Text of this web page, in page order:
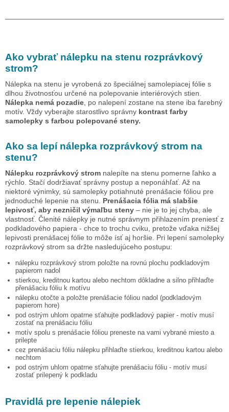
Ako vybrať nálepku na stenu rozprávkový
strom?
Nálepka na stenu je vyrobená zo špeciálnej samolepiacej fólie s
dlhou životnosťou určené na polepovanie interiérových stien.
Nálepka nemá pozadie , po nalepení zostane na stene iba farebný
motív. Vždy vyberajte starostlivo správny kontrast farby
samolepky s farbou polepované steny.
Ako sa lepí nálepka rozprávkový strom na
stenu?
Nálepku rozprávkový strom nalepíte na stenu pomerne ľahko a
rýchlo. Stačí dodržiavať správny postup a neponáhľať. Až na
niektoré výnimky, sú samolepky potiahnuté prenášacie fóliou pre
jednoduché lepenie na stenu. Prenášacia fólia má slabšie
lepivosť, aby nezničil výmaľbu steny – nie je to jej chyba, ale
vlastnosť. Členité nálepky je nutné správnym přihlazením preniesť z
podkladového papiera - chce to trochu cviku, pretože vďaka nižšej
lepivosti prenášacej fólie to môže ísť aj horšie. Pri lepení samolepky
rozprávkový strom sa držte nasledujúceho postupu:
nálepku rozprávkový strom položte na rovnú plochu podkladovým
papierom nadol
stierkou, kreditnou kartou alebo nechtom dôkladne a silno přihlaďte
přenášaciu fóliu k motívu
nálepku otočte a položte prenášacie fóliou nadol (podkladovým
papierom hore)
pod ostrým uhlom opatrne sťahujte podkladový papier - motív musí
zostať na prenášaciu fóliu
motív spolu s prenášacie fóliou preneste na vami vybrané miesto a
prilepte
cez prenášaciu fóliu nálepku přihlaďte stierkou, kreditnou kartou alebo
nechtom
pod ostrým uhlom opatrne sťahujte prenášaciu fóliu - motív musí
zostať prilepený k podkladu
Pravidlá pre lepenie nálepiek